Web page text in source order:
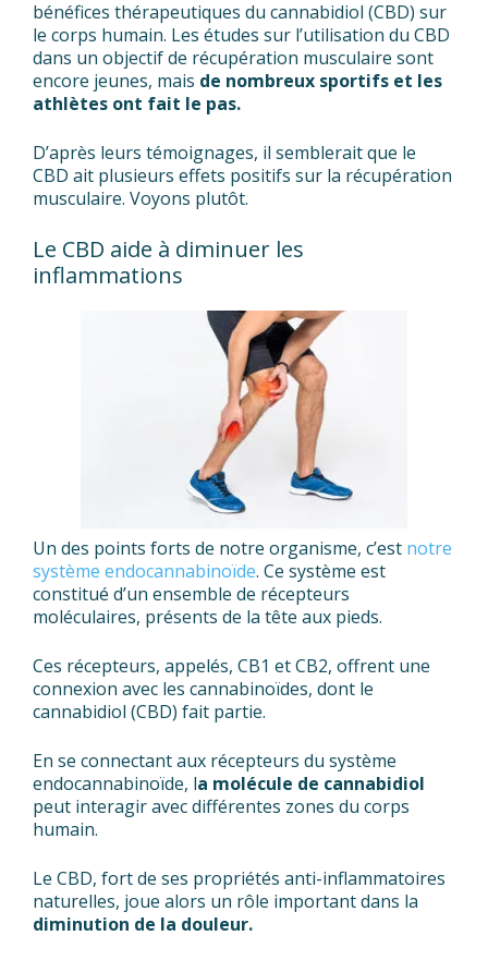
bénéfices thérapeutiques du cannabidiol (CBD) sur
le corps humain. Les études sur l’utilisation du CBD
dans un objectif de récupération musculaire sont
encore jeunes, mais de nombreux sportifs et les
athlètes ont fait le pas.
D’après leurs témoignages, il semblerait que le
CBD ait plusieurs effets positifs sur la récupération
musculaire. Voyons plutôt.
Le CBD aide à diminuer les
inflammations
Un des points forts de notre organisme, c’est notre
système endocannabinoïde. Ce système est
constitué d’un ensemble de récepteurs
moléculaires, présents de la tête aux pieds.
Ces récepteurs, appelés, CB1 et CB2, offrent une
connexion avec les cannabinoïdes, dont le
cannabidiol (CBD) fait partie.
En se connectant aux récepteurs du système
endocannabinoïde, la molécule de cannabidiol
peut interagir avec différentes zones du corps
humain.
Le CBD, fort de ses propriétés anti-inflammatoires
naturelles, joue alors un rôle important dans la
diminution de la douleur.